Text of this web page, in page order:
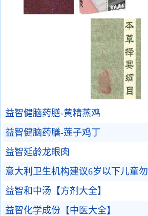
益智健脑药膳-黄精蒸鸡
益智健脑药膳-莲子鸡丁
益智延龄龙眼肉
意大利卫生机构建议6岁以下儿童
益智和中汤【方剂大全】
益智化学成份【中医大全】